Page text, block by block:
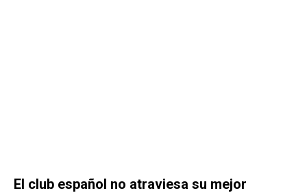
El club español no atraviesa su mejor